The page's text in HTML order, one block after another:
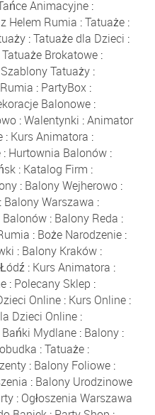
Animacyjne :
Helem Rumia :Tatuaże:
:Tatuaże dla Dzieci :
Tatuaże Brokatowe:
Szablony Tatuaży :
: PartyBox:
Balonowe :
:Walentynki :Animator
: Kurs Animatora :
: Hurtownia Balonów :
: Katalog Firm :
: Balony Wejherowo:
: Balony Warszawa :
: Balony Reda :
: Boże Narodzenie:
: Balony Kraków :
: Kurs Animatora :
: Polecany Sklep :
Online: Kurs Online:
Dzieci Online :
Bańki Mydlane : Balony :
:Tatuaże:
: Balony Foliowe :
: Balony Urodzinowe
: Ogłoszenia Warszawa